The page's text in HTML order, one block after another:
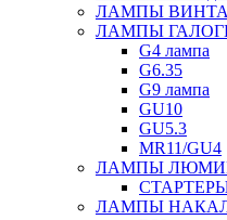
ЛАМПЫ
ЛАМПЫ
G4 лампа
G6.35
G9 лампа
GU10
GU5.3
MR11/GU4
ЛАМПЫ
ЛАМПЫ